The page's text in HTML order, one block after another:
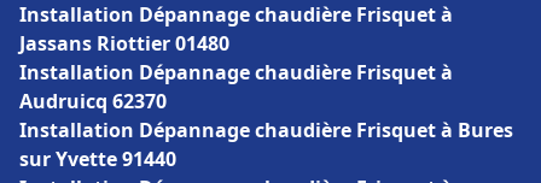
Installation Dépannage chaudière Frisquet à
Jassans Riottier 01480
Installation Dépannage chaudière Frisquet à
Audruicq 62370
Installation Dépannage chaudière Frisquet à Bures
sur Yvette 91440